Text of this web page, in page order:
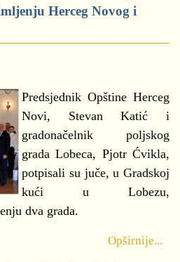
Herceg Novog i
Predsjednik Opštine Herceg
Novi, Stevan Katić i
gradonačelnik poljskog
grada Lobeca, Pjotr Ćvikla,
potpisali su juče, u Gradskoj
kući u Lobezu,
dva grada.
Opširnije...